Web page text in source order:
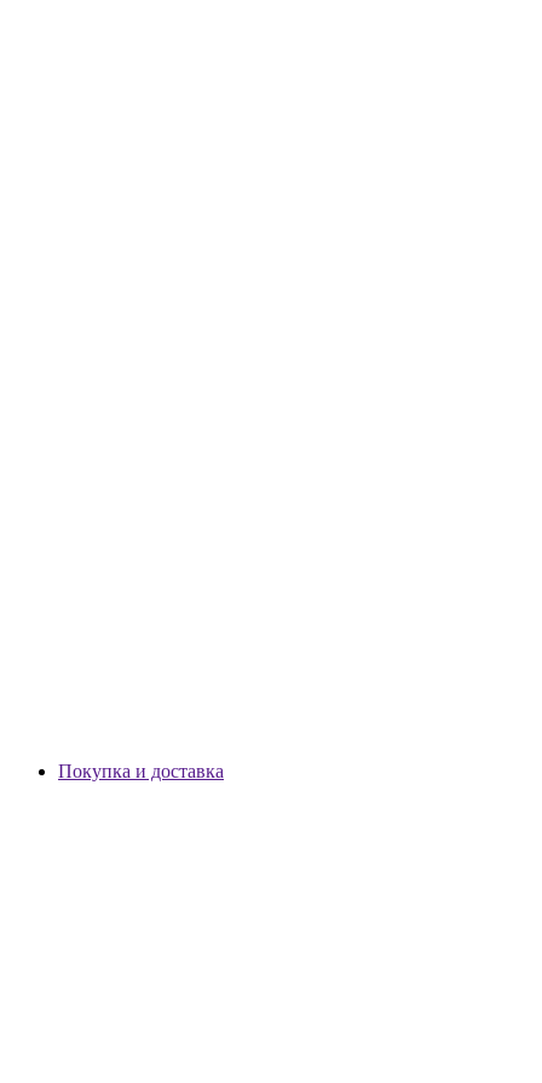
Покупка и доставка